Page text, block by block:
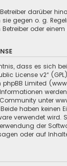
darüber
gegen o. g.
oder
dass es sich
License v2“
phpBB Limited
unter
haben keinen
verwendet wird.
der
oder auf